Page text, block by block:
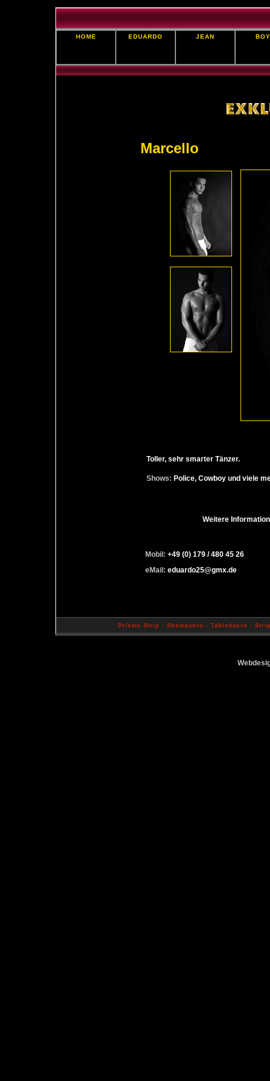
HOME EDUARDO JEAN
Marcello
Toller, sehr smarter Tänzer.
Shows: Police, Cowboy und viele
Weitere
Mobil: +49 (0) 179 / 480 45 26
eMail: eduardo25@gmx.de
Private Strip - Showdance - Tabledance -